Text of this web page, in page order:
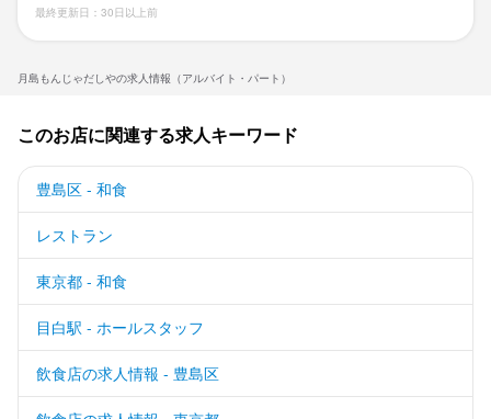
月島もんじゃだしやの求人情報（アルバイト・パート）
最終更新日：30日以上前
このお店に関連する求人キーワード
豊島区 - 和食
レストラン
東京都 - 和食
目白駅 - ホールスタッフ
飲食店の求人情報 - 豊島区